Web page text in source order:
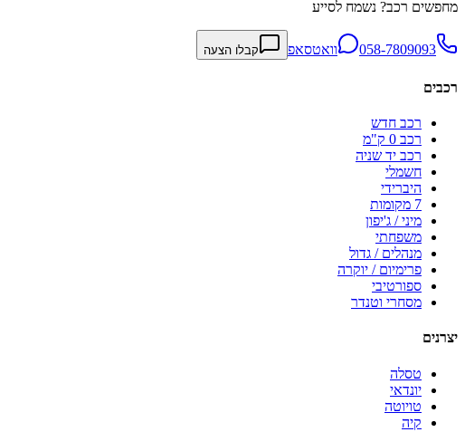
מחפשים רכב? נשמח לסייע
058-7809093 וואטסאפ קבלו הצעה
רכבים
רכב חדש
רכב 0 ק"מ
רכב יד שניה
חשמלי
היברידי
7 מקומות
מיני / ג'יפון
משפחתי
מנהלים / גדול
פרימיום / יוקרה
ספורטיבי
מסחרי וטנדר
יצרנים
טסלה
יונדאי
טויוטה
קיה